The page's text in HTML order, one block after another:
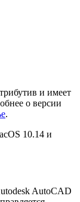
и имеет
о версии
.
10.14 и
AutoCAD